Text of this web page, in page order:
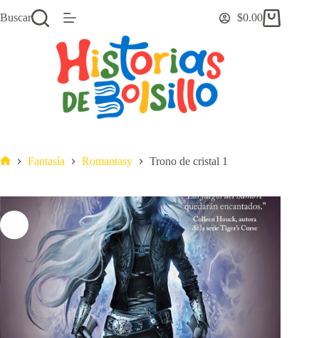
al
Buscar
Carro
$0.00
Fantasía Romantasy Trono de cristal 1